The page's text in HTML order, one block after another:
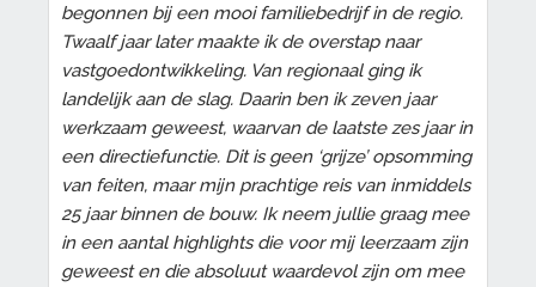
begonnen bij een mooi familiebedrijf in de regio.
Twaalf jaar later maakte ik de overstap naar
vastgoedontwikkeling. Van regionaal ging ik
landelijk aan de slag. Daarin ben ik zeven jaar
werkzaam geweest, waarvan de laatste zes jaar in
een directiefunctie. Dit is geen ‘grijze’ opsomming
van feiten, maar mijn prachtige reis van inmiddels
25 jaar binnen de bouw. Ik neem jullie graag mee
in een aantal highlights die voor mij leerzaam zijn
geweest en die absoluut waardevol zijn om mee